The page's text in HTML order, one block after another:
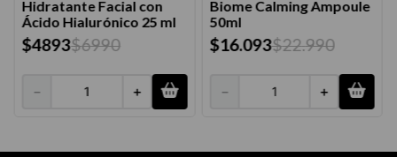
Hidratante Facial con
Ácido Hialurónico 25 ml
$4893$6990
＋
－
Biome Calming Ampoule
50ml
$16.093$22.990
＋
－